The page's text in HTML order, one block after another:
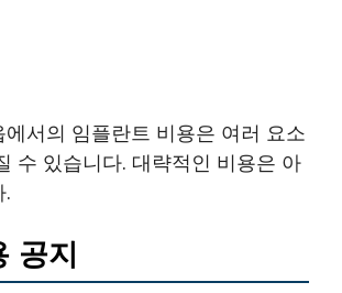
서의 임플란트 비용은 여러 요소
수 있습니다. 대략적인 비용은 아
.
공지